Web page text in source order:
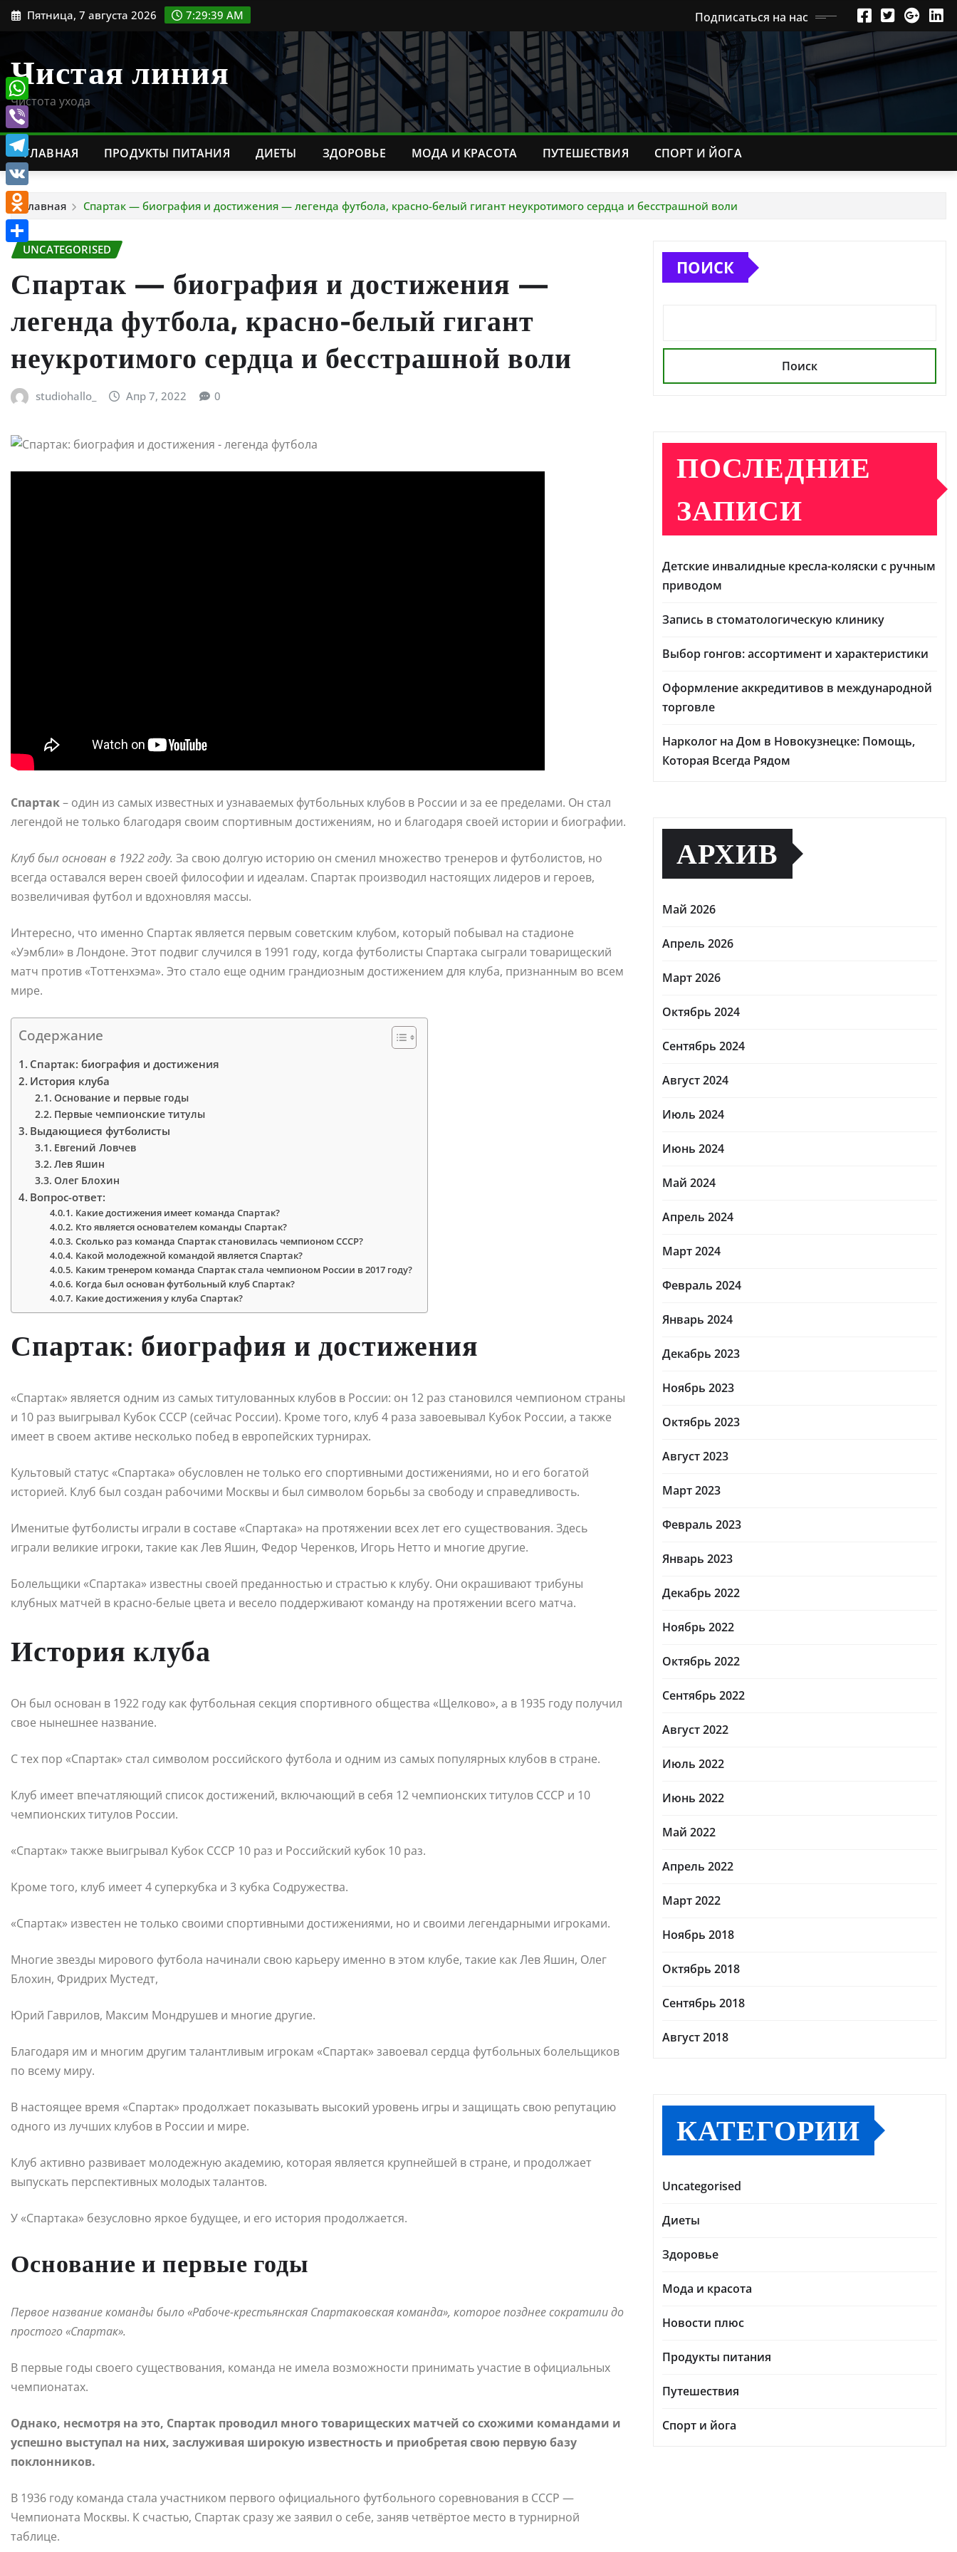
ПерейтиПятница, 7 августа 2026 7:29:40 AM Подписаться на нас
Чистая линия
Чистота ухода
ГЛАВНАЯ ПРОДУКТЫ ПИТАНИЯ ДИЕТЫ ЗДОРОВЬЕ МОДА И КРАСОТА ПУТЕШЕСТВИЯ СПОРТ И ЙОГА
Главная Спартак — биография и достижения — легенда футбола, красно-белый гигант неукротимого сердца и бесстрашной воли
UNCATEGORISED
Спартак — биография и достижения —
легенда футбола, красно-белый гигант
неукротимого сердца и бесстрашной воли
studiohallo_ Апр 7, 2022 0
Спартак– один из самых известных и узнаваемых футбольных клубов в России и за ее пределами. Он стал
легендой не только благодаря своим спортивным достижениям, но и благодаря своей истории и биографии.
Клуб был основан в 1922 году. За свою долгую историю он сменил множество тренеров и футболистов, но
всегда оставался верен своей философии и идеалам. Спартак производил настоящих лидеров и героев,
возвеличивая футбол и вдохновляя массы.
Интересно, что именно Спартак является первым советским клубом, который побывал на стадионе
«Уэмбли» в Лондоне. Этот подвиг случился в 1991 году, когда футболисты Спартака сыграли товарищеский
матч против «Тоттенхэма». Это стало еще одним грандиозным достижением для клуба, признанным во всем
мире.
Содержание
Спартак: биография и достижения
История клуба
Основание и первые годы
Первые чемпионские титулы
Выдающиеся футболисты
Евгений Ловчев
Лев Яшин
Олег Блохин
Вопрос-ответ:
Какие достижения имеет команда Спартак?
Кто является основателем команды Спартак?
Сколько раз команда Спартак становилась чемпионом СССР?
Какой молодежной командой является Спартак?
Каким тренером команда Спартак стала чемпионом России в 2017 году?
Когда был основан футбольный клуб Спартак?
Какие достижения у клуба Спартак?
Спартак: биография и достижения
«Спартак» является одним из самых титулованных клубов в России: он 12 раз становился чемпионом страны
и 10 раз выигрывал Кубок СССР (сейчас России). Кроме того, клуб 4 раза завоевывал Кубок России, а также
имеет в своем активе несколько побед в европейских турнирах.
Культовый статус «Спартака» обусловлен не только его спортивными достижениями, но и его богатой
историей. Клуб был создан рабочими Москвы и был символом борьбы за свободу и справедливость.
Именитые футболисты играли в составе «Спартака» на протяжении всех лет его существования. Здесь
играли великие игроки, такие как Лев Яшин, Федор Черенков, Игорь Нетто и многие другие.
Болельщики «Спартака» известны своей преданностью и страстью к клубу. Они окрашивают трибуны
клубных матчей в красно-белые цвета и весело поддерживают команду на протяжении всего матча.
История клуба
Он был основан в 1922 году как футбольная секция спортивного общества «Щелково», а в 1935 году получил
свое нынешнее название.
С тех пор «Спартак» стал символом российского футбола и одним из самых популярных клубов в стране.
Клуб имеет впечатляющий список достижений, включающий в себя 12 чемпионских титулов СССР и 10
чемпионских титулов России.
«Спартак» также выигрывал Кубок СССР 10 раз и Российский кубок 10 раз.
Кроме того, клуб имеет 4 суперкубка и 3 кубка Содружества.
«Спартак» известен не только своими спортивными достижениями, но и своими легендарными игроками.
Многие звезды мирового футбола начинали свою карьеру именно в этом клубе, такие как Лев Яшин, Олег
Блохин, Фридрих Мустедт,
Юрий Гаврилов, Максим Мондрушев и многие другие.
Благодаря им и многим другим талантливым игрокам «Спартак» завоевал сердца футбольных болельщиков
по всему миру.
В настоящее время «Спартак» продолжает показывать высокий уровень игры и защищать свою репутацию
одного из лучших клубов в России и мире.
Клуб активно развивает молодежную академию, которая является крупнейшей в стране, и продолжает
выпускать перспективных молодых талантов.
У «Спартака» безусловно яркое будущее, и его история продолжается.
Основание и первые годы
Первое название команды было «Рабоче-крестьянская Спартаковская команда», которое позднее сократили до
простого «Спартак».
В первые годы своего существования, команда не имела возможности принимать участие в официальных
чемпионатах.
Однако, несмотря на это, Спартак проводил много товарищеских матчей со схожими командами и
успешно выступал на них, заслуживая широкую известность и приобретая свою первую базу
поклонников.
В 1936 году команда стала участником первого официального футбольного соревнования в СССР —
Чемпионата Москвы. К счастью, Спартак сразу же заявил о себе, заняв четвёртое место в турнирной
таблице.
ПОИСК
Поиск
ПОСЛЕДНИЕ
ЗАПИСИ
Детские инвалидные кресла-коляски с ручным
приводом
Запись в стоматологическую клинику
Выбор гонгов: ассортимент и характеристики
Оформление аккредитивов в международной
торговле
Нарколог на Дом в Новокузнецке: Помощь,
Которая Всегда Рядом
АРХИВ
Май 2026
Апрель 2026
Март 2026
Октябрь 2024
Сентябрь 2024
Август 2024
Июль 2024
Июнь 2024
Май 2024
Апрель 2024
Март 2024
Февраль 2024
Январь 2024
Декабрь 2023
Ноябрь 2023
Октябрь 2023
Август 2023
Март 2023
Февраль 2023
Январь 2023
Декабрь 2022
Ноябрь 2022
Октябрь 2022
Сентябрь 2022
Август 2022
Июль 2022
Июнь 2022
Май 2022
Апрель 2022
Март 2022
Ноябрь 2018
Октябрь 2018
Сентябрь 2018
Август 2018
КАТЕГОРИИ
Uncategorised
Диеты
Здоровье
Мода и красота
Новости плюс
Продукты питания
Путешествия
Спорт и йога
WhatsApp
Viber
Telegram
VK
Odnoklassniki
Отправить